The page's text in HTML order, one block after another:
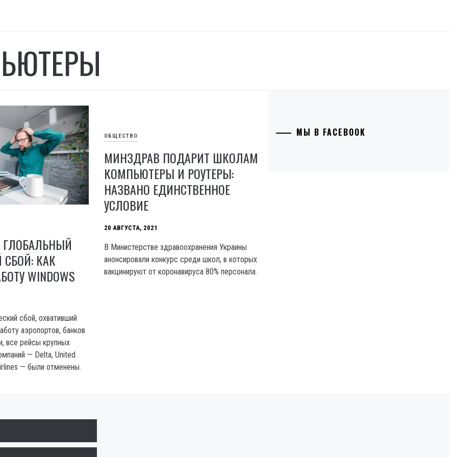
СБОЙ: КАК
WINDOWS
сбой, охвативший
аэропортов, банков
все рейсы крупных
— Delta, United
— были отменены.
ОБЩЕСТВО
МИНЗДРАВ ПОДАРИТ ШКОЛАМ
КОМПЬЮТЕРЫ И РОУТЕРЫ:
НАЗВАНО ЕДИНСТВЕННОЕ
УСЛОВИЕ
20 АВГУСТА, 2021
В Министерстве здравоохранения Украины
анонсировали конкурс среди школ, в которых
вакцинируют от коронавируса 80% персонала.
МЫ В FACEBOOK